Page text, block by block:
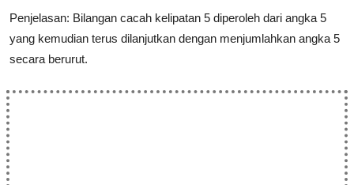
Penjelasan: Bilangan cacah kelipatan 5 diperoleh dari angka 5
yang kemudian terus dilanjutkan dengan menjumlahkan angka 5
secara berurut.